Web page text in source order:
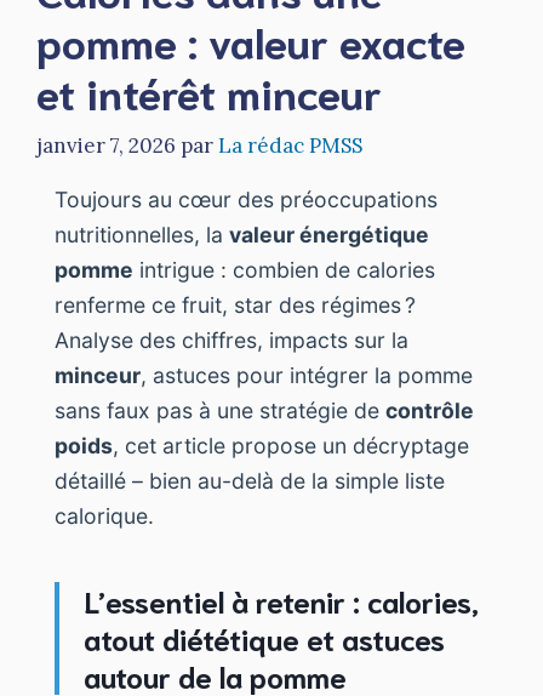
pomme : valeur exacte
et intérêt minceur
janvier 7, 2026 parLa rédac PMSS
Toujours au cœur des préoccupations
nutritionnelles, la valeur énergétique
pomme intrigue : combien de calories
renferme ce fruit, star des régimes ?
Analyse des chiffres, impacts sur la
minceur, astuces pour intégrer la pomme
sans faux pas à une stratégie de contrôle
poids, cet article propose un décryptage
détaillé – bien au-delà de la simple liste
calorique.
L’essentiel à retenir : calories,
atout diététique et astuces
autour de la pomme